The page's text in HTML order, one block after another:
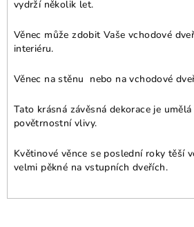
vydrží několik let.
Věnec může zdobit Vaše vchodové
interiéru.
Věnec na stěnu nebo na vchodové
Tato krásná závěsná dekorace je
povětrnostní vlivy.
Květinové věnce se poslední roky těší
velmi pěkné na vstupních dveřích.